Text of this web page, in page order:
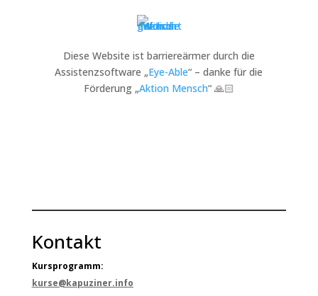
Diese Website ist barriereärmer durch die
Assistenzsoftware „Eye-Able“ – danke für die
Förderung „Aktion Mensch“ 🙏🏻
Kontakt
Kursprogramm:
kurse@kapuziner.info